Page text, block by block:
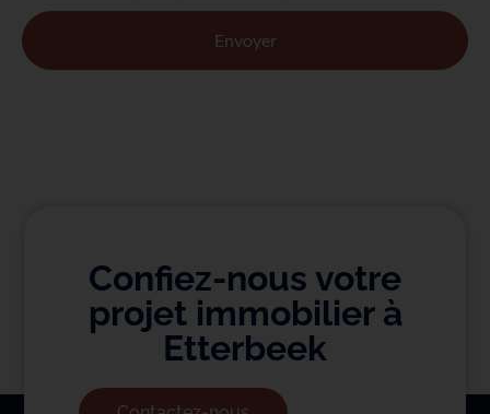
Confiez-nous votre
projet immobilier à
Etterbeek